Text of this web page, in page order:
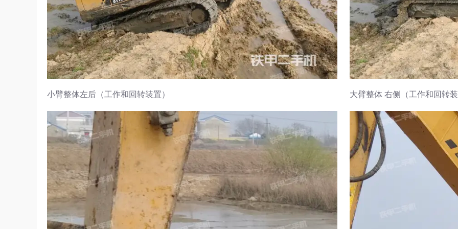
小臂整体左后（工作和回转装置） 大臂整体 右侧（工作和回转